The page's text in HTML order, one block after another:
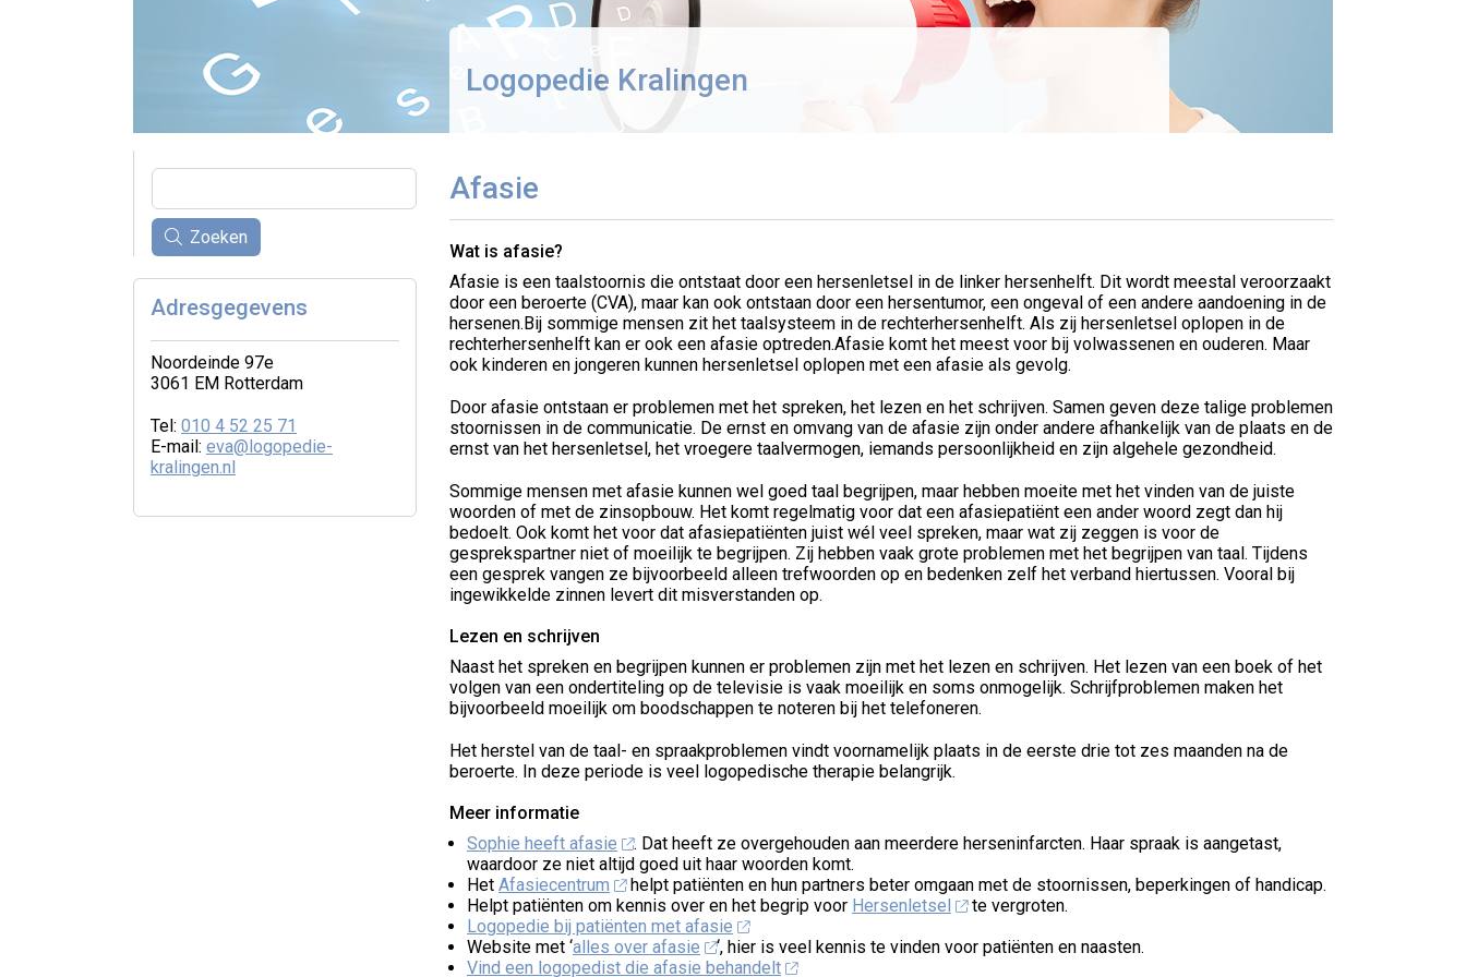
Logopedie Kralingen
Afasie
Wat is afasie?
Afasie is een taalstoornis die ontstaat door een hersenletsel in de linker hersenhelft. Dit wordt meestal veroorzaakt
door een beroerte (CVA), maar kan ook ontstaan door een hersentumor, een ongeval of een andere aandoening in de
hersenen.Bij sommige mensen zit het taalsysteem in de rechterhersenhelft. Als zij hersenletsel oplopen in de
rechterhersenhelft kan er ook een afasie optreden.Afasie komt het meest voor bij volwassenen en ouderen. Maar
ook kinderen en jongeren kunnen hersenletsel oplopen met een afasie als gevolg.
Door afasie ontstaan er problemen met het spreken, het lezen en het schrijven. Samen geven deze talige problemen
stoornissen in de communicatie. De ernst en omvang van de afasie zijn onder andere afhankelijk van de plaats en de
ernst van het hersenletsel, het vroegere taalvermogen, iemands persoonlijkheid en zijn algehele gezondheid.
Sommige mensen met afasie kunnen wel goed taal begrijpen, maar hebben moeite met het vinden van de juiste
woorden of met de zinsopbouw. Het komt regelmatig voor dat een afasiepatiënt een ander woord zegt dan hij
bedoelt. Ook komt het voor dat afasiepatiënten juist wél veel spreken, maar wat zij zeggen is voor de
gesprekspartner niet of moeilijk te begrijpen. Zij hebben vaak grote problemen met het begrijpen van taal. Tijdens
een gesprek vangen ze bijvoorbeeld alleen trefwoorden op en bedenken zelf het verband hiertussen. Vooral bij
ingewikkelde zinnen levert dit misverstanden op.
Lezen en schrijven
Naast het spreken en begrijpen kunnen er problemen zijn met het lezen en schrijven. Het lezen van een boek of het
volgen van een ondertiteling op de televisie is vaak moeilijk en soms onmogelijk. Schrijfproblemen maken het
bijvoorbeeld moeilijk om boodschappen te noteren bij het telefoneren.
Het herstel van de taal- en spraakproblemen vindt voornamelijk plaats in de eerste drie tot zes maanden na de
beroerte. In deze periode is veel logopedische therapie belangrijk.
Meer informatie
Sophie heeft afasie
. Dat heeft ze overgehouden aan meerdere herseninfarcten. Haar spraak is aangetast,
waardoor ze niet altijd goed uit haar woorden komt.
Het Afasiecentrum
helpt patiënten en hun partners beter omgaan met de stoornissen, beperkingen of handicap.
Helpt patiënten om kennis over en het begrip voor Hersenletsel
te vergroten.
Logopedie bij patiënten met afasie
Website met ‘alles over afasie
‘, hier is veel kennis te vinden voor patiënten en naasten.
Vind een logopedist die afasie behandelt
Zoeken
Adresgegevens
Noordeinde 97e
3061 EM Rotterdam
Tel: 010 4 52 25 71
E-mail: eva@logopedie-
kralingen.nl